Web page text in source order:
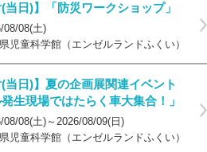
(当日)】「防災ワークショップ」
08/08(土)
児童科学館（エンゼルランドふくい）
(当日)】夏の企画展関連イベント
発生現場ではたらく車大集合！」
08/08(土)～2026/08/09(日)
児童科学館（エンゼルランドふくい）